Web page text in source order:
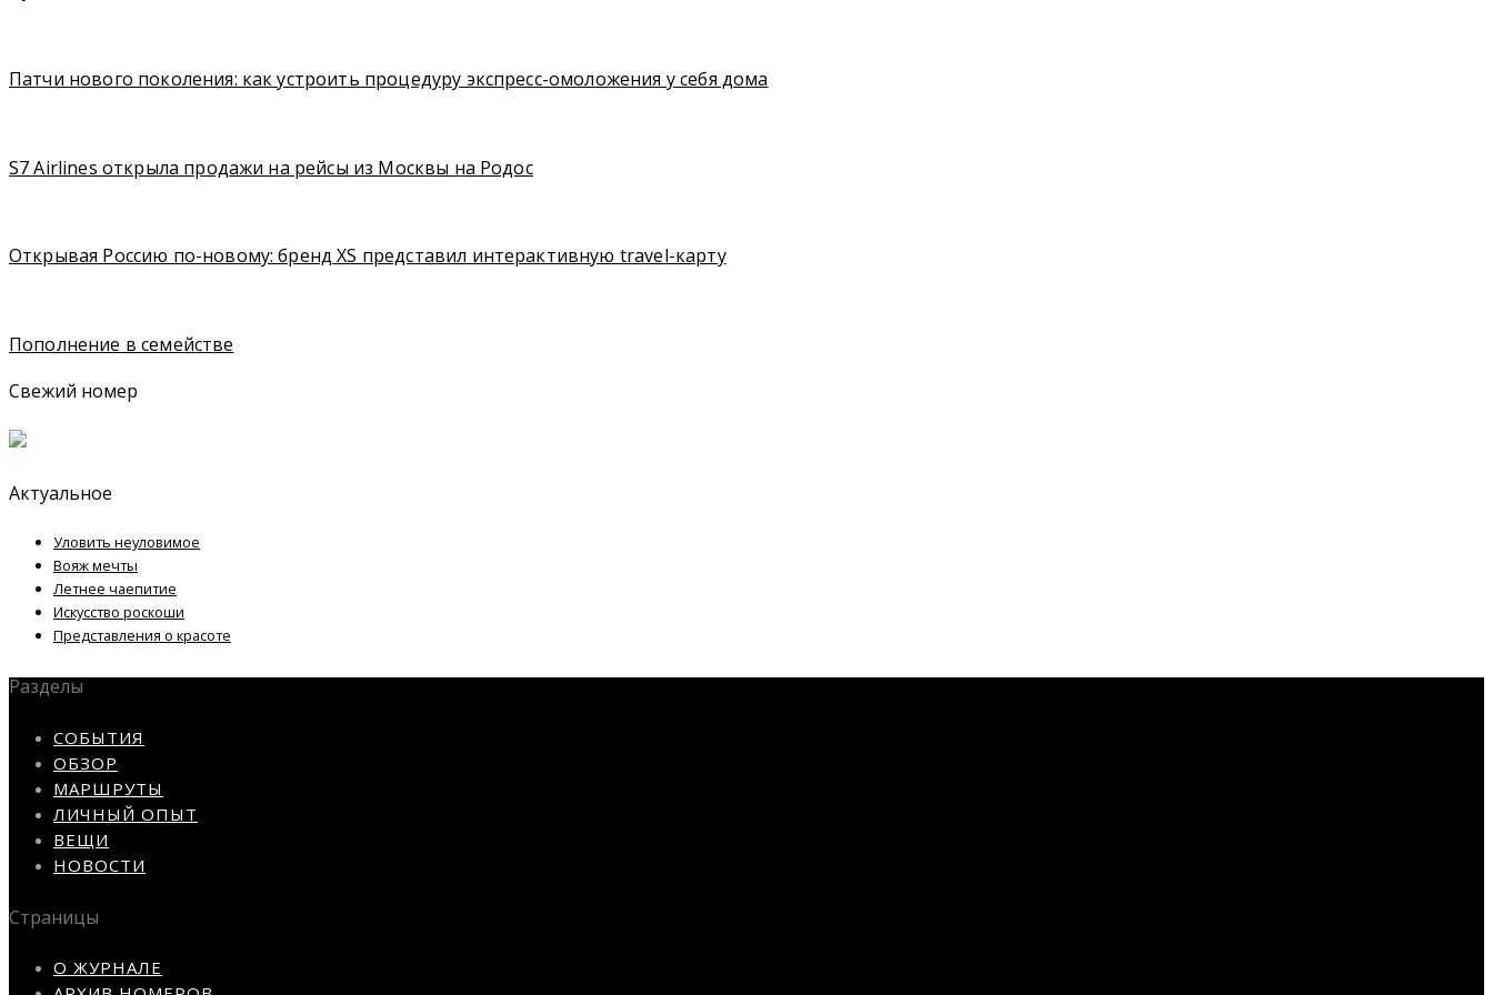
Патчи нового поколения: как устроить процедуру экспресс-омоложения у себя дома
S7 Airlines открыла продажи на рейсы из Москвы на Родос
Открывая Россию по-новому: бренд XS представил интерактивную travel-карту
Пополнение в семействе
Свежий номер
Актуальное
Уловить неуловимое
Вояж мечты
Летнее чаепитие
Искусство роскоши
Представления о красоте
Разделы
СОБЫТИЯ
ОБЗОР
МАРШРУТЫ
ЛИЧНЫЙ ОПЫТ
ВЕЩИ
НОВОСТИ
Страницы
О ЖУРНАЛЕ